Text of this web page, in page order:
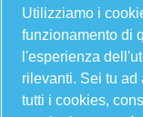
YouTube
Linkedin
Instagram
Utilizziamo i
funzionamento di
l'esperienza
rilevanti. Sei tu ad
tutti i cookies,